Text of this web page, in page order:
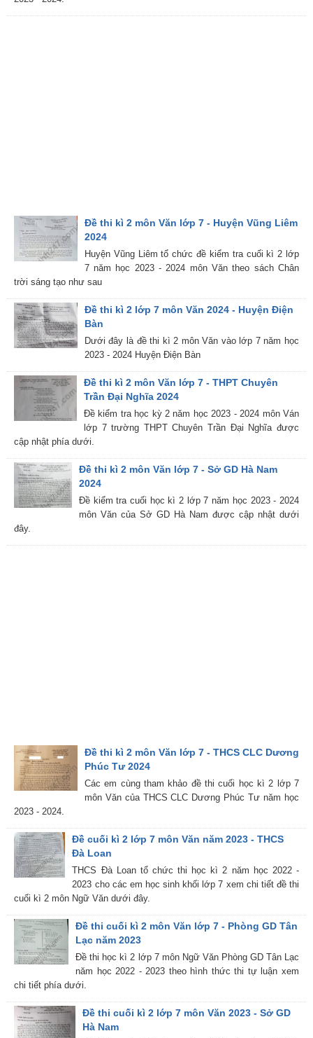
Đề thi kì 2 môn Văn lớp 7 - Huyện Vũng Liêm
2024
Huyện Vũng Liêm tổ chức đề kiểm tra cuối kì 2 lớp
7 năm học 2023 - 2024 môn Văn theo sách Chân
trời sáng tạo như sau
Đề thi kì 2 lớp 7 môn Văn 2024 - Huyện Điện
Bàn
Dưới đây là đề thi kì 2 môn Văn vào lớp 7 năm học
2023 - 2024 Huyện Điện Bàn
Đề thi kì 2 môn Văn lớp 7 - THPT Chuyên
Trần Đại Nghĩa 2024
Đề kiểm tra học kỳ 2 năm học 2023 - 2024 môn Ván
lớp 7 trường THPT Chuyên Trần Đại Nghĩa được
cập nhật phía dưới.
Đề thi kì 2 môn Văn lớp 7 - Sở GD Hà Nam
2024
Đề kiểm tra cuối học kì 2 lớp 7 năm học 2023 - 2024
môn Văn của Sở GD Hà Nam được cập nhật dưới
đây.
Đề thi kì 2 môn Văn lớp 7 - THCS CLC Dương
Phúc Tư 2024
Các em cùng tham khảo đề thi cuối học kì 2 lớp 7
môn Văn của THCS CLC Dương Phúc Tư năm học
2023 - 2024.
Đề cuối kì 2 lớp 7 môn Văn năm 2023 - THCS
Đà Loan
THCS Đà Loan tổ chức thi học kì 2 năm học 2022 -
2023 cho các em học sinh khối lớp 7 xem chi tiết đề thi
cuối kì 2 môn Ngữ Văn dưới đây.
Đề thi cuối kì 2 môn Văn lớp 7 - Phòng GD Tân
Lạc năm 2023
Đề thi học kì 2 lớp 7 môn Ngữ Văn Phòng GD Tân Lạc
năm học 2022 - 2023 theo hình thức thi tự luận xem
chi tiết phía dưới.
Đề thi cuối kì 2 lớp 7 môn Văn 2023 - Sở GD
Hà Nam